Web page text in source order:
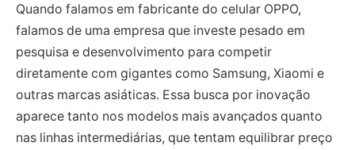
Quando falamos em fabricante do celular OPPO,
falamos de uma empresa que investe pesado em
pesquisa e desenvolvimento para competir
diretamente com gigantes como Samsung, Xiaomi e
outras marcas asiáticas. Essa busca por inovação
aparece tanto nos modelos mais avançados quanto
nas linhas intermediárias, que tentam equilibrar preço